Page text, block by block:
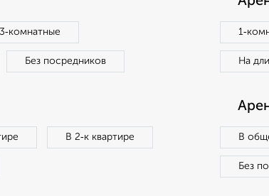
3‑комнатные
Без посредников На
В 2‑к квартире В
Без